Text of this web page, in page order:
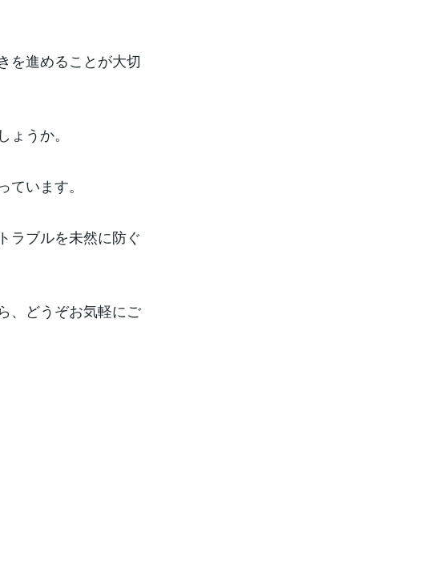
を進めることが大切
うか。
います。
ラブルを未然に防ぐ
、どうぞお気軽にご